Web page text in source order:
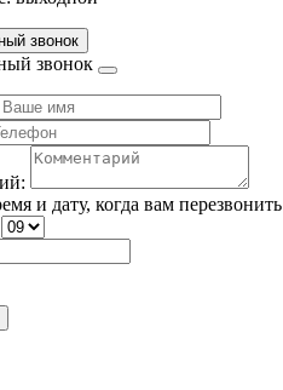
звонок
звонок
и дату, когда вам перезвонить